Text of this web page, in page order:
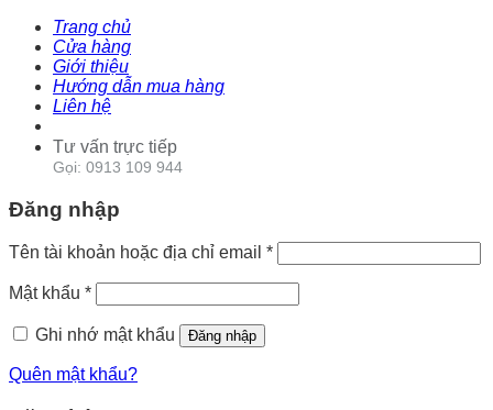
Trang chủ
Cửa hàng
Giới thiệu
Hướng dẫn mua hàng
Liên hệ
Tư vấn trực tiếp
Gọi: 0913 109 944
Đăng nhập
Tên tài khoản hoặc địa chỉ email *
Mật khẩu *
Ghi nhớ mật khẩu Đăng nhập
Quên mật khẩu?